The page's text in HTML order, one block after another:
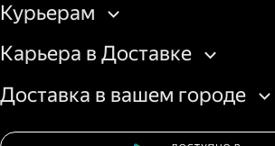
Курьерам
Карьера в Доставке
Доставка в вашем городе